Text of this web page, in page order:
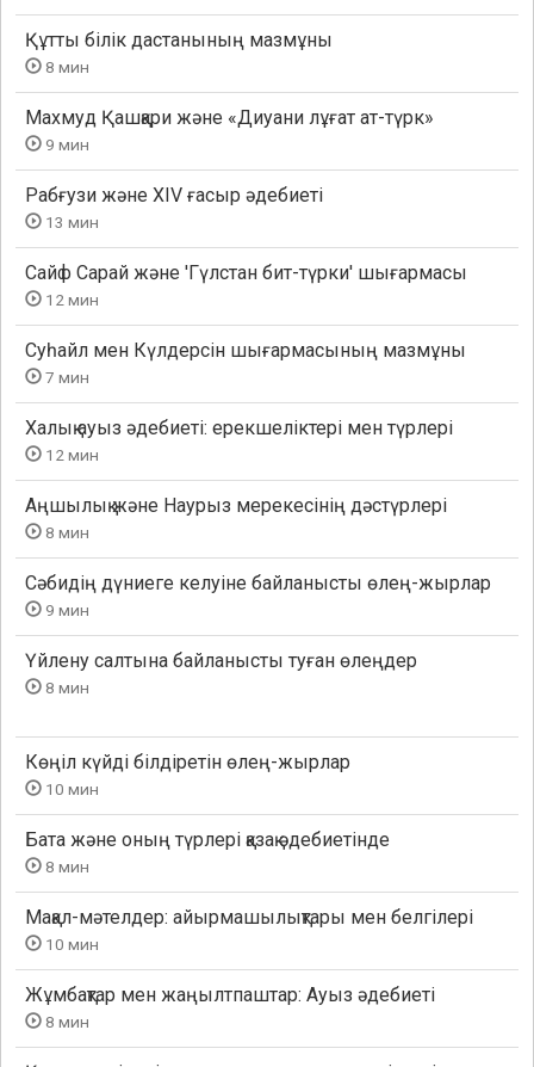
Құтты білік дастанының мазмұны
8 мин
Махмуд Қашқари және «Диуани лұғат ат-түрк»
9 мин
Рабғузи және XIV ғасыр әдебиеті
13 мин
Сайф Сарай және 'Гүлстан бит-түрки' шығармасы
12 мин
Суһайл мен Күлдерсін шығармасының мазмұны
7 мин
Халық ауыз әдебиеті: ерекшеліктері мен түрлері
12 мин
Аңшылық және Наурыз мерекесінің дәстүрлері
8 мин
Сәбидің дүниеге келуіне байланысты өлең-жырлар
9 мин
Үйлену салтына байланысты туған өлеңдер
8 мин
Көңіл күйді білдіретін өлең-жырлар
10 мин
Бата және оның түрлері қазақ әдебиетінде
8 мин
Мақал-мәтелдер: айырмашылықтары мен белгілері
10 мин
Жұмбақтар мен жаңылтпаштар: Ауыз әдебиеті
8 мин